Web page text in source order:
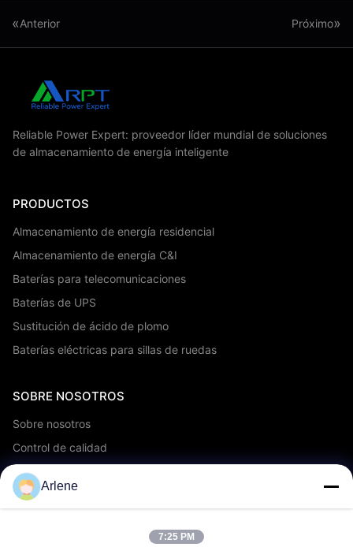
«Anterior Próximo»
Reliable Power Expert: proveedor líder mundial de soluciones
de almacenamiento de energía inteligente
PRODUCTOS
Almacenamiento de energía residencial
Almacenamiento de energía C&I
Baterías para telecomunicaciones
Baterías de UPS
Sustitución de ácido de plomo
Baterías eléctricas para sillas de ruedas
SOBRE NOSOTROS
Sobre nosotros
Control de calidad
Servicio OEM/ODM
Eventos y noticias
Arlene
7:25 PM